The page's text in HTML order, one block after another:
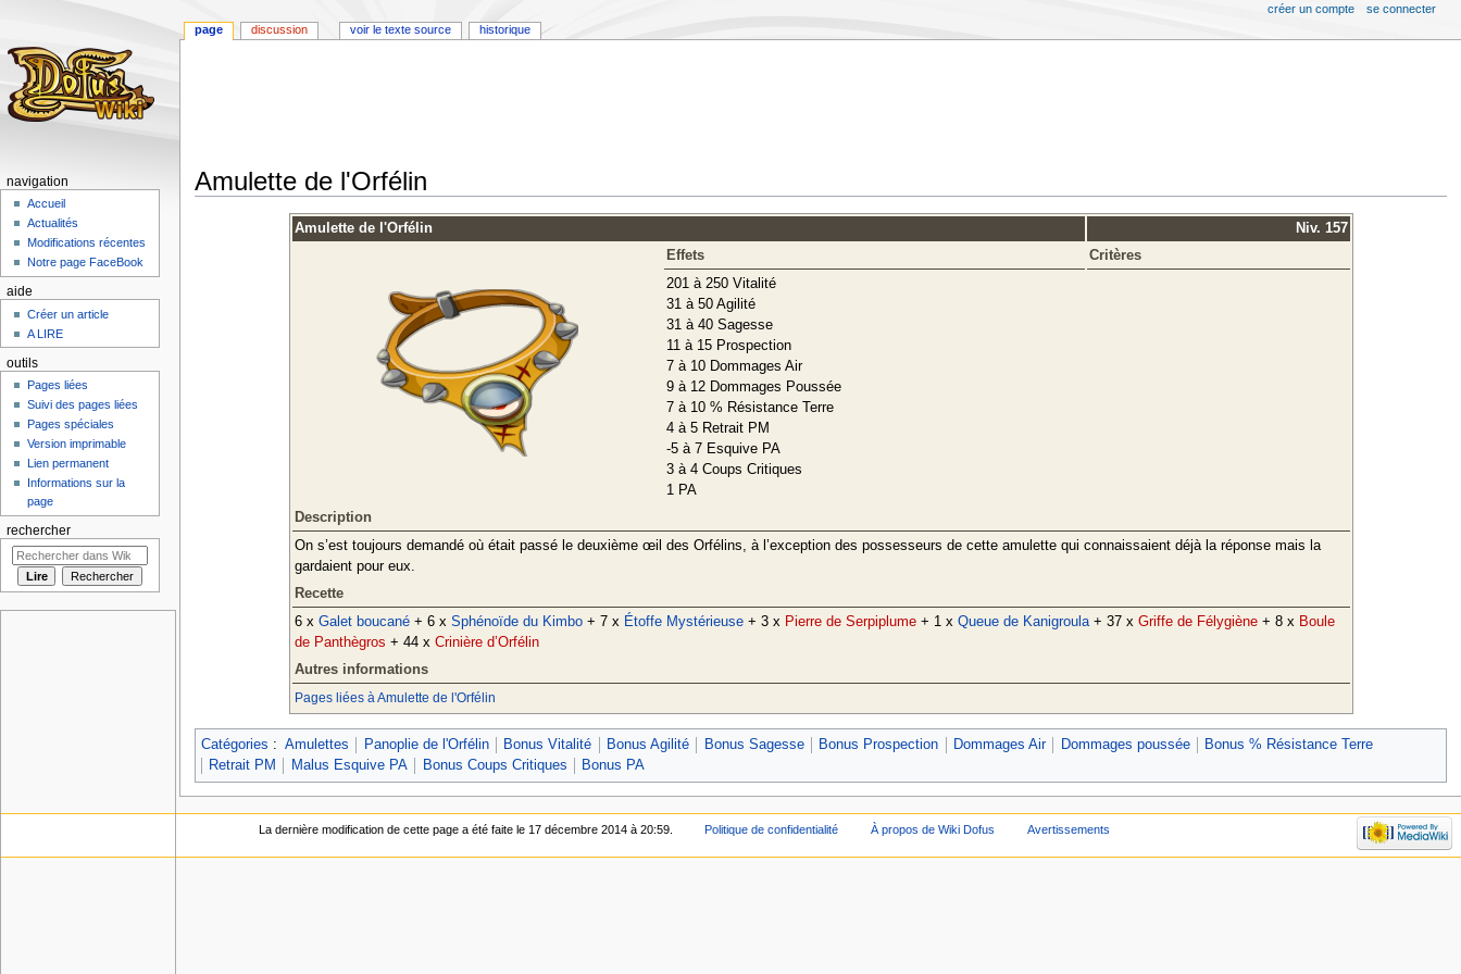
Amulette de l'Orfélin
Amulette de l'Orfélin
Niv. 157
Effets
Critères
201 à 250 Vitalité
31 à 50 Agilité
31 à 40 Sagesse
11 à 15 Prospection
7 à 10 Dommages Air
9 à 12 Dommages Poussée
7 à 10 % Résistance Terre
4 à 5 Retrait PM
-5 à 7 Esquive PA
3 à 4 Coups Critiques
1 PA
Description
On s’est toujours demandé où était passé le deuxième œil des Orfélins, à l’exception des possesseurs de cette amulette qui connaissaient déjà la réponse mais la
gardaient pour eux.
Recette
6 x Galet boucané+ 6 x Sphénoïde du Kimbo+ 7 x Étoffe Mystérieuse+ 3 x Pierre de Serpiplume+ 1 x Queue de Kanigroula+ 37 x Griffe de Félygiène+ 8 x Boule
de Panthègros + 44 x Crinière d’Orfélin
Autres informations
Pages liées à Amulette de l'Orfélin
Catégories : Amulettes Panoplie de l'Orfélin Bonus Vitalité Bonus Agilité Bonus Sagesse Bonus Prospection Dommages Air Dommages poussée
Bonus % Résistance Terre
Retrait PM
Malus Esquive PA Bonus Coups Critiques Bonus PA
page discussion voir le texte source historique
créer un compte se connecter
navigation
Accueil
Actualités
Modifications récentes
Notre page FaceBook
aide
Créer un article
A LIRE
outils
Pages liées
Suivi des pages liées
Pages spéciales
Version imprimable
Lien permanent
Informations sur la
page
rechercher
La dernière modification de cette page a été faite le 17 décembre 2014 à 20:59. Politique de confidentialité À propos de Wiki Dofus Avertissements